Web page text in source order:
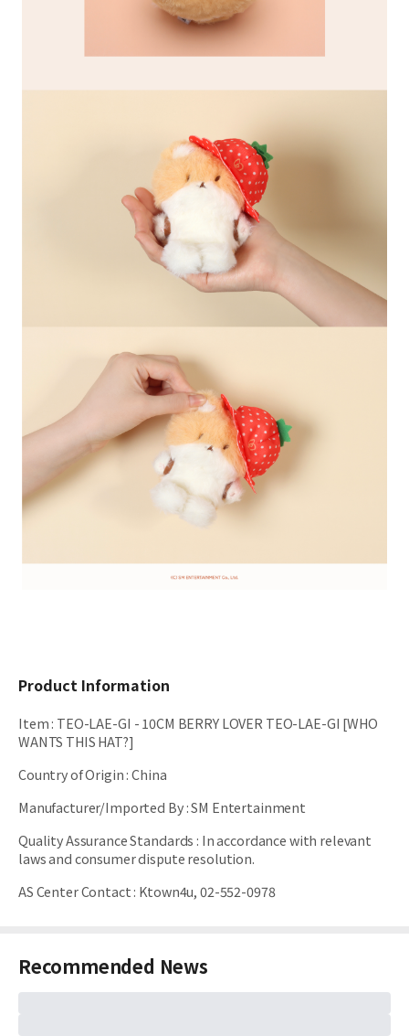
Product Information
Item: TEO-LAE-GI - 10CM BERRY LOVER TEO-LAE-GI [WHO
WANTS THIS HAT?]
Country of Origin:China
Manufacturer/Imported By:SM Entertainment
Quality Assurance Standards : In accordance with relevant
laws and consumer dispute resolution.
AS Center Contact: Ktown4u, 02-552-0978
Recommended News